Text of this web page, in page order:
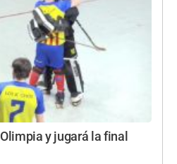
y jugará la final